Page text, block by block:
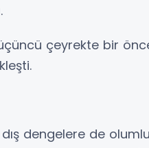
çeyrekte bir
dengelere de olumlu